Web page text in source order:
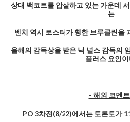
상대 백코트를 압살하고 있는 가운데
는
벤치 역시 로스터가 휑한 브루클린을
올해의 감독상을 받은 닉 널스 감독의
플러스 요인이
- 해외 코멘
PO 3차전(8/22)에서는 토론토가